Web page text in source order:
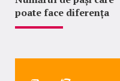
poate face diferența